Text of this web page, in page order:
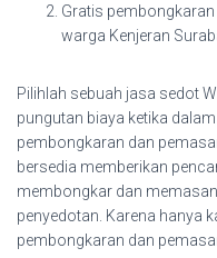
Gratis
warga Kenjeran
Pilihlah sebuah jasa sedot
pungutan biaya ketika
pembongkaran dan
bersedia memberikan
membongkar dan
penyedotan. Karena hanya
pembongkaran dan